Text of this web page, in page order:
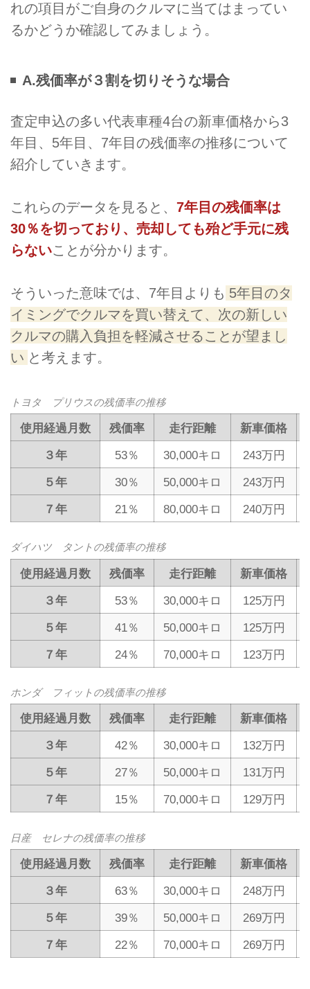
れの項目がご自身のクルマに当てはまってい
るかどうか確認してみましょう。
A.残価率が３割を切りそうな場合
査定申込の多い代表車種4台の新車価格から3
年目、5年目、7年目の残価率の推移について
紹介していきます。
これらのデータを見ると、 7年目の残価率は
30％を切っており、売却しても殆ど手元に残
らないことが分かります。
そういった意味では、7年目よりも 5年目のタ
イミングでクルマを買い替えて、次の新しい
クルマの購入負担を軽減させることが望まし
い と考えます。
使用経過月数 残価率 走行距離 新車価格
３年
53％ 30,000キロ
243万円
５年
30％ 50,000キロ
243万円
７年
21％ 80,000キロ 240万円
トヨタ プリウスの残価率の推移
使用経過月数 残価率 走行距離 新車価格
３年
53％ 30,000キロ
125万円
５年
41％ 50,000キロ
125万円
７年
24％ 70,000キロ 123万円
ダイハツ タントの残価率の推移
使用経過月数 残価率 走行距離 新車価格
３年
42％ 30,000キロ
132万円
５年
27％ 50,000キロ
131万円
７年
15％ 70,000キロ 129万円
ホンダ フィットの残価率の推移
使用経過月数 残価率 走行距離 新車価格
３年
63％ 30,000キロ
248万円
５年
39％ 50,000キロ
269万円
７年
22％ 70,000キロ 269万円
日産 セレナの残価率の推移